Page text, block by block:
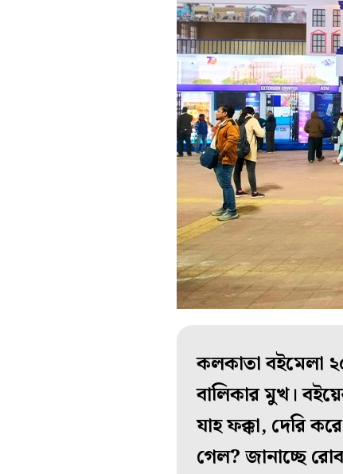
কলকাতা বইমেলা
বালিকার মুখ।
যাহ ফক্কা, দেরি
গেল? জানাচ্ছে